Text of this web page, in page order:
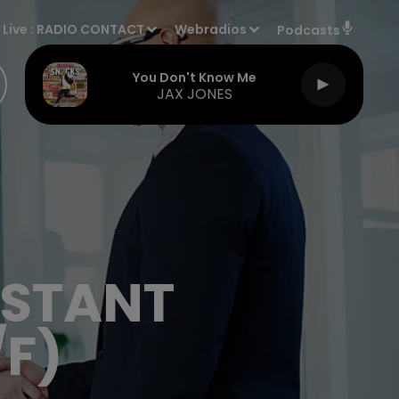
Live : RADIO CONTACT Webradios Podcasts
You Don't Know Me
JAX JONES